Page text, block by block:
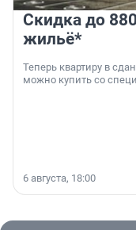
Скидка до
жильё*
Теперь квартиру в
можно купить со
6 августа, 18:00